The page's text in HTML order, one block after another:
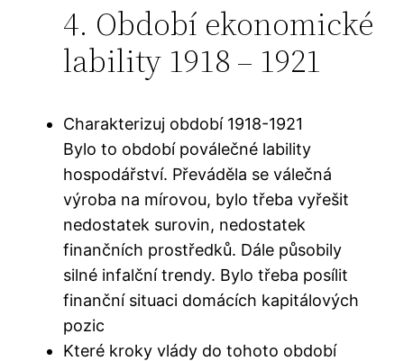
4. Období ekonomické
lability 1918 – 1921
Charakterizuj období 1918-1921
Bylo to období poválečné lability
hospodářství. Převáděla se válečná
výroba na mírovou, bylo třeba vyřešit
nedostatek surovin, nedostatek
finančních prostředků. Dále působily
silné infalční trendy. Bylo třeba posílit
finanční situaci domácích kapitálových
pozic
Které kroky vlády do tohoto období